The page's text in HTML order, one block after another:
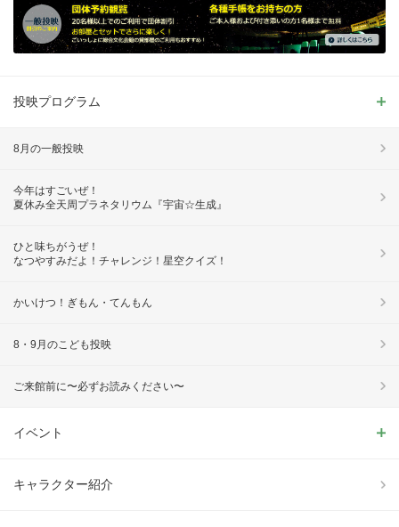
投映プログラム
8月の一般投映
今年はすごいぜ！
夏休み全天周プラネタリウム『宇宙☆生成』
ひと味ちがうぜ！
なつやすみだよ！チャレンジ！星空クイズ！
かいけつ！ぎもん・てんもん
8・9月のこども投映
ご来館前に〜必ずお読みください〜
イベント
キャラクター紹介